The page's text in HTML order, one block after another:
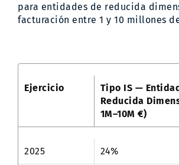
para entidades de reducida
facturación entre 1 y 10 millones
Ejercicio
Tipo IS —
Reducida
1M–10M €)
2025 24%